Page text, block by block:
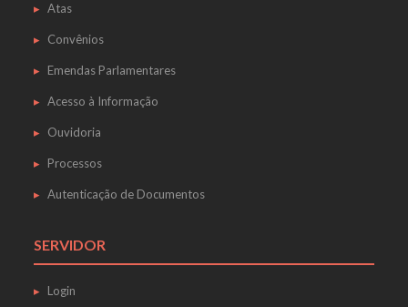
Atas
Convênios
Emendas Parlamentares
Acesso à Informação
Ouvidoria
Processos
Autenticação de Documentos
SERVIDOR
Login